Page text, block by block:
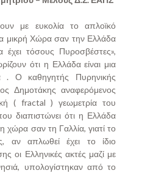
με ευκολία το απλοϊκό
μικρή Χώρα σαν την Ελλάδα
έχει τόσους Πυροσβέστες»,
ότι η Ελλάδα είναι μια
. Ο καθηγητής Πυρηνικής
Δημοτάκης αναφερόμενος
( fractal ) γεωμετρία του
διαπιστώνει ότι η Ελλάδα
χώρα σαν τη Γαλλία, γιατί το
αν απλωθεί έχει το ίδιο
οι Ελληνικές ακτές μαζί με
υπολογίστηκαν από το